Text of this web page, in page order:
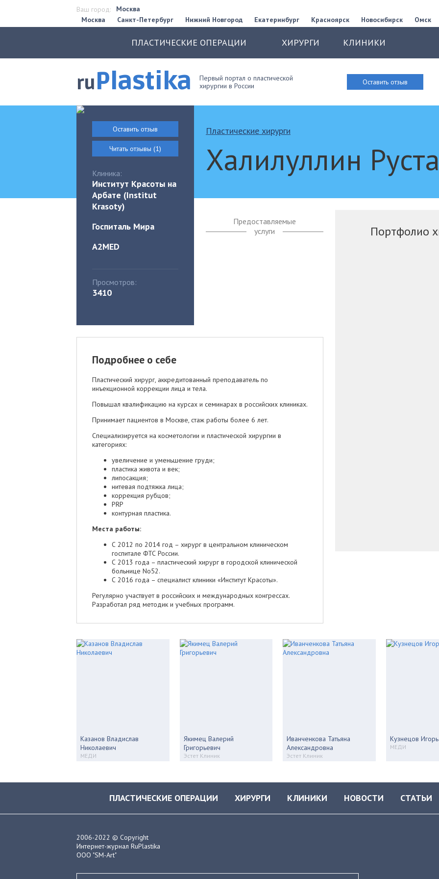
Ваш город:
Москва
Москва
Санкт-Петербург Нижний Новгород Екатеринбург Красноярск Новосибирск Омск
ПЛАСТИЧЕСКИЕ ОПЕРАЦИИ ХИРУРГИ КЛИНИКИ
ruPlastika
Первый портал о пластической
хирургии в России
Оставить отзыв
Оставить отзыв
Читать отзывы (1)
Клиника:
Институт Красоты на
Арбате (Institut
Krasoty)
Госпиталь Мира
A2MED
Просмотров:
3410
Пластические хирурги
Халилуллин
Предоставляемые
услуги
Портфолио
Подробнее о себе
Пластический хирург, аккредитованный преподаватель по
инъекционной коррекции лица и тела.
Повышал квалификацию на курсах и семинарах в российских клиниках.
Принимает пациентов в Москве, стаж работы более 6 лет.
Специализируется на косметологии и пластической хирургии в
категориях:
увеличение и уменьшение груди;
пластика живота и век;
липосакция;
нитевая подтяжка лица;
коррекция рубцов;
PRP
контурная пластика.
Места работы:
С 2012 по 2014 год – хирург в центральном клиническом
госпитале ФТС России.
С 2013 года – пластический хирург в городской клинической
больнице No52.
С 2016 года – специалист клиники «Институт Красоты».
Регулярно участвует в российских и международных конгрессах.
Разработал ряд методик и учебных программ.
Казанов Владислав
Николаевич
МЕДИ
Якимец Валерий
Григорьевич
Эстет Клиник
Иванченкова Татьяна
Александровна
Эстет Клиник
Кузнецов
МЕДИ
ПЛАСТИЧЕСКИЕ ОПЕРАЦИИ ХИРУРГИ КЛИНИКИ НОВОСТИ СТАТЬИ
2006-2022 © Copyright
Интернет-журнал RuPlastika
ООО "SM-Art"